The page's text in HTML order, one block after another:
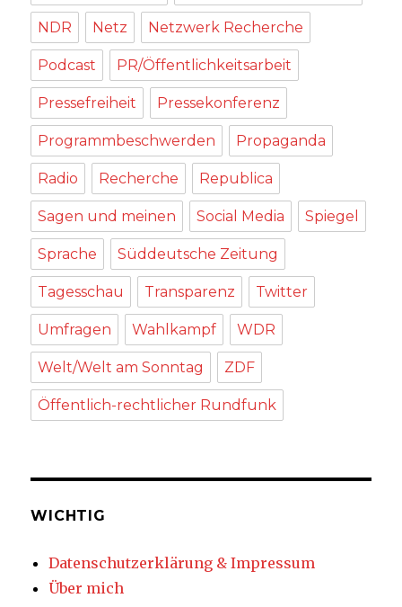
NDR Netz Netzwerk Recherche
Podcast PR/Öffentlichkeitsarbeit
Pressefreiheit Pressekonferenz
Programmbeschwerden Propaganda
Radio Recherche Republica
Sagen und meinen Social Media Spiegel
Sprache Süddeutsche Zeitung
Tagesschau Transparenz Twitter
Umfragen Wahlkampf WDR
Welt/Welt am Sonntag ZDF
Öffentlich-rechtlicher Rundfunk
WICHTIG
Datenschutzerklärung & Impressum
Über mich